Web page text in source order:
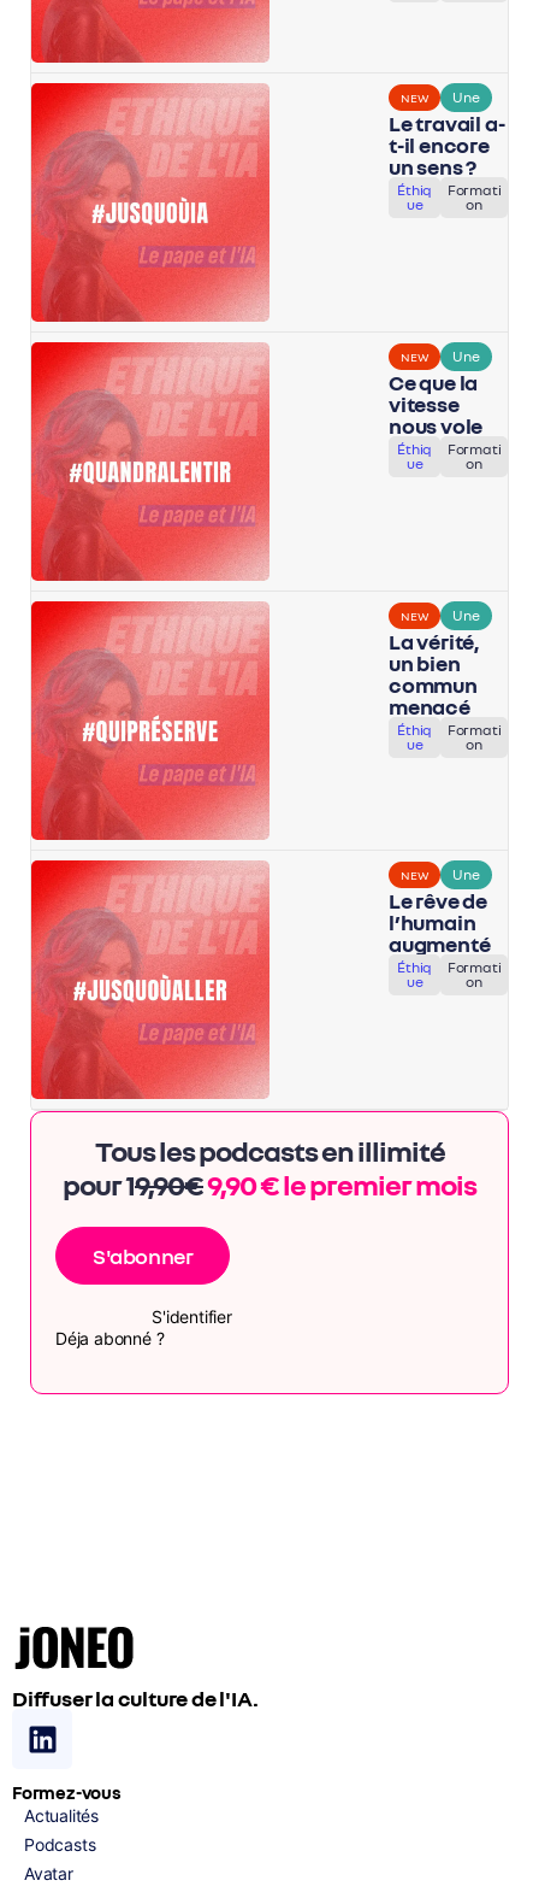
NEW Une
Le travail a-
t-il encore
un sens ?
Éthiq
ue
Formati
on
NEW Une
Ce que la
vitesse
nous vole
Éthiq
ue
Formati
on
NEW Une
La vérité,
un bien
commun
menacé
Éthiq
ue
Formati
on
NEW Une
Le rêve de
l’humain
augmenté
Éthiq
ue
Formati
on
Tous les podcasts en illimité
pour 19,90€9,90 € le premier mois
S'abonner
Déja abonné ?
S'identifier
Diffuser la culture de l'IA.
Formez-vous
Actualités
Podcasts
Avatar